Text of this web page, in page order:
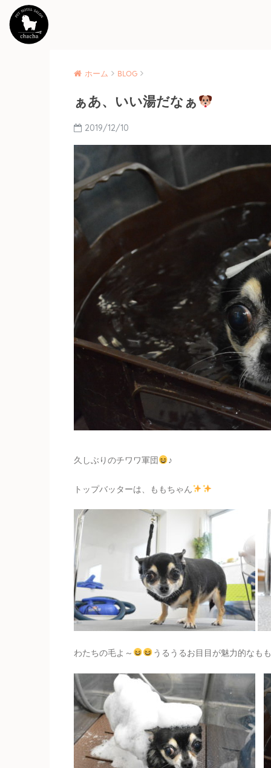
ホーム BLOG
ぁあ、いい湯だなぁ
2019/12/10
久しぶりのチワワ軍団 ♪
トップバッターは、ももちゃん
わたちの毛よ～ うるうるお目目が魅力的なも